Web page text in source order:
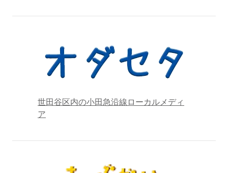
世田谷区内の小田急沿線ローカルメディ
ア